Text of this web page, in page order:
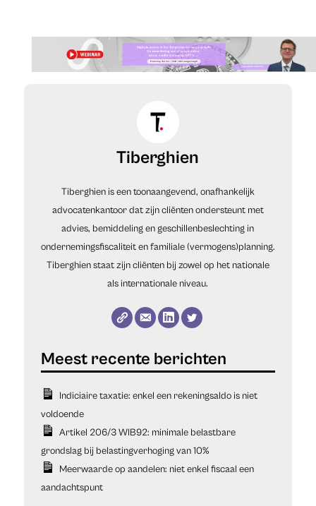
Tiberghien
Tiberghien is een toonaangevend, onafhankelijk
advocatenkantoor dat zijn cliënten ondersteunt met
advies, bemiddeling en geschillenbeslechting in
ondernemingsfiscaliteit en familiale (vermogens)planning.
Tiberghien staat zijn cliënten bij zowel op het nationale
als internationale niveau.
Indiciaire taxatie: enkel een rekeningsaldo is niet
voldoende
Artikel 206/3 WIB92: minimale belastbare
grondslag bij belastingverhoging van 10%
Meerwaarde op aandelen: niet enkel fiscaal een
aandachtspunt